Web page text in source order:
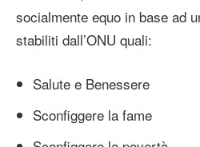
socialmente equo in base ad
stabiliti dall’ONU quali:
Salute e Benessere
Sconfiggere la fame